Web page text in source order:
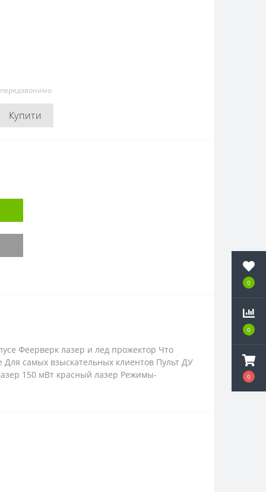
0
0
0
Купити
Феерверк лазер и лед прожектор Что
самых взыскательных клиентов Пульт ДУ
150 мВт красный лазер Режимы-